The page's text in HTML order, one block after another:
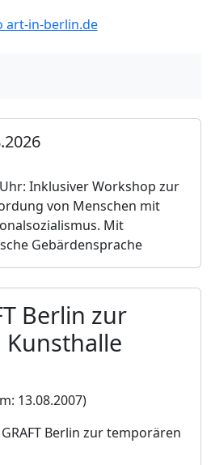
Inklusiver Workshop zur
von Menschen mit
Mit
Gebärdensprache
Berlin zur
13.08.2007)